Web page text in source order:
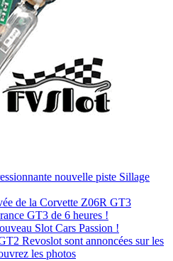
nouvelle piste Sillage
de la Corvette Z06R GT3
GT3 de 6 heures !
Slot Cars Passion !
Revoslot sont annoncées sur les
les photos